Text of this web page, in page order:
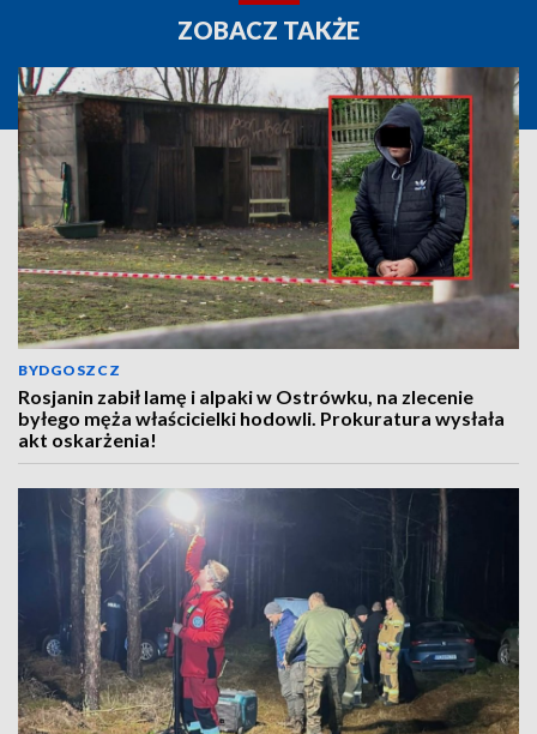
ZOBACZ TAKŻE
BYDGOSZCZ
Rosjanin zabił lamę i alpaki w Ostrówku, na zlecenie
byłego męża właścicielki hodowli. Prokuratura wysłała
akt oskarżenia!